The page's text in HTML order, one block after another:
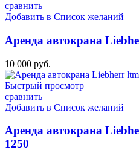
сравнить
Добавить в Список желаний
Аренда автокрана
10 000 руб.
Быстрый просмотр
сравнить
Добавить в Список желаний
Аренда автокрана
1250